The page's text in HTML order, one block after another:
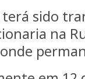
terá sido
na